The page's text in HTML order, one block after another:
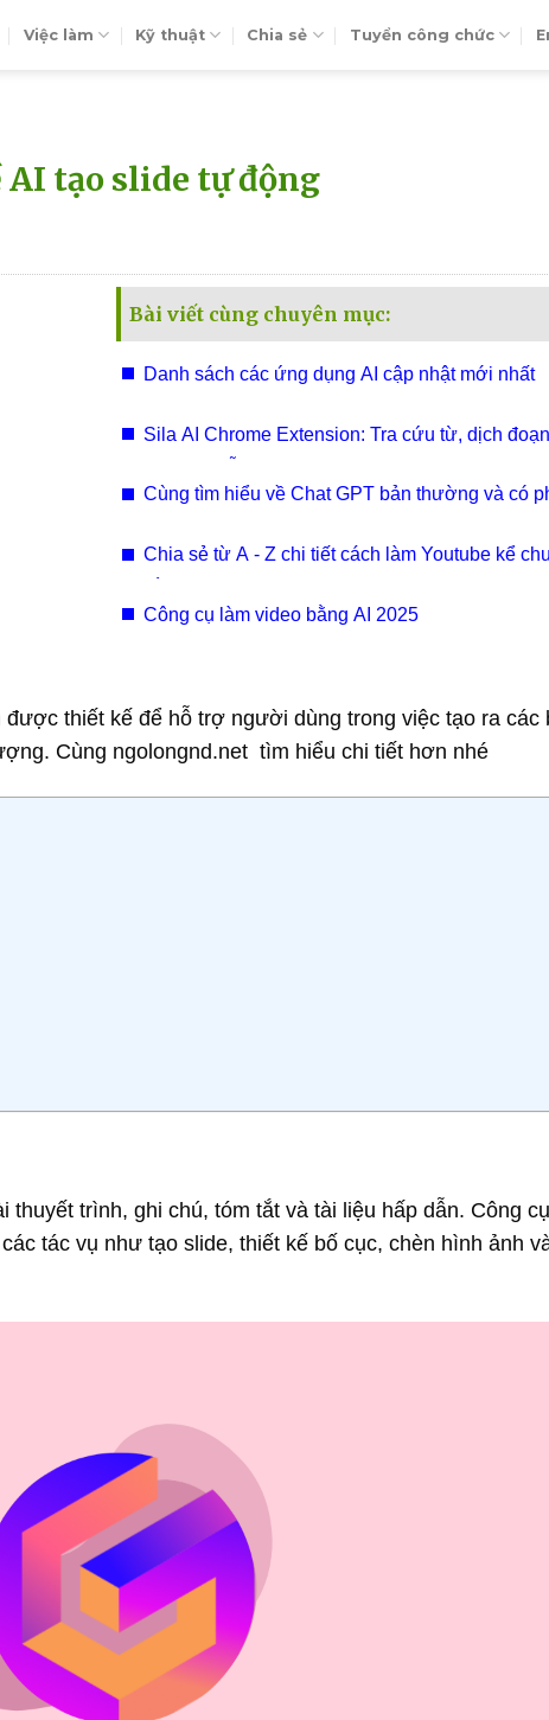
Việc làm Kỹ thuật Chia sẻ Tuyển công chức
tạo slide tự động
Bài viết cùng chuyên mục:
Danh sách các ứng dụng AI cập nhật mới nhất
Sila AI Chrome Extension: Tra cứu từ, dịch
Cùng tìm hiểu về Chat GPT bản thường và có
Chia sẻ từ A - Z chi tiết cách làm Youtube kể
Công cụ làm video bằng AI 2025
được thiết kế để hỗ trợ người dùng trong việc tạo ra các
Cùng ngolongnd.net tìm hiểu chi tiết hơn nhé
trình, ghi chú, tóm tắt và tài liệu hấp dẫn. Công
tác vụ như tạo slide, thiết kế bố cục, chèn hình ảnh